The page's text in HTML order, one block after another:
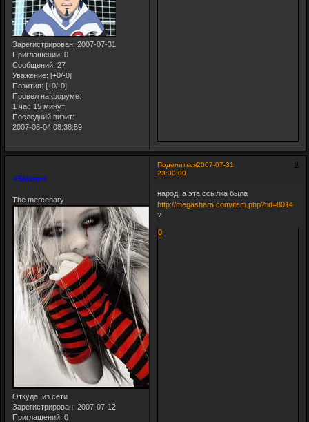
Зарегистрирован: 2007-07-31
Приглашений: 0
Сообщений: 27
Уважение: [+0/-0]
Позитив: [+0/-0]
Провел на форуме:
1 час 15 минут
Последний визит:
2007-08-04 08:38:59
Поделиться 9
2007-07-31
23:30:00
¤Storm¤
The mercenary
Откуда: из сети
Зарегистрирован: 2007-07-12
Приглашений: 0
народ, а эта ссылка была
http://megashara.com/item.php?tid=8014
?
0